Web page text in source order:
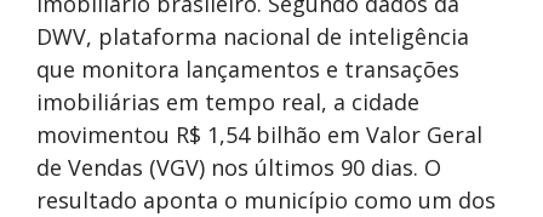
DWV, plataforma nacional de inteligência
que monitora lançamentos e transações
imobiliárias em tempo real, a cidade
movimentou R$ 1,54 bilhão em Valor Geral
de Vendas (VGV) nos últimos 90 dias. O
resultado aponta o município como um dos